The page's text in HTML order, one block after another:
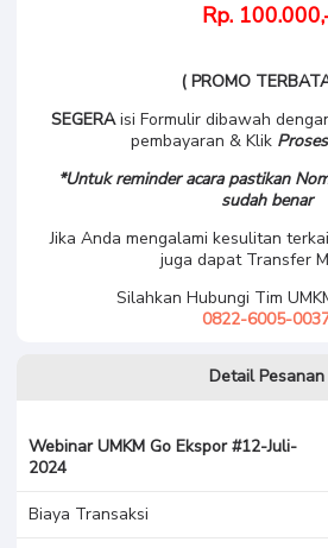
Rp.
( PROMO
SEGERAisi Formulir dibawah
pembayaran & Klik
*Untuk reminder acara pastikan
sudah benar
Jika Anda mengalami kesulitan
juga dapat Transfer
Silahkan Hubungi Tim
0822-6005-
Detail Pesanan
Webinar UMKM Go Ekspor #12-Juli-
2024
Biaya Transaksi